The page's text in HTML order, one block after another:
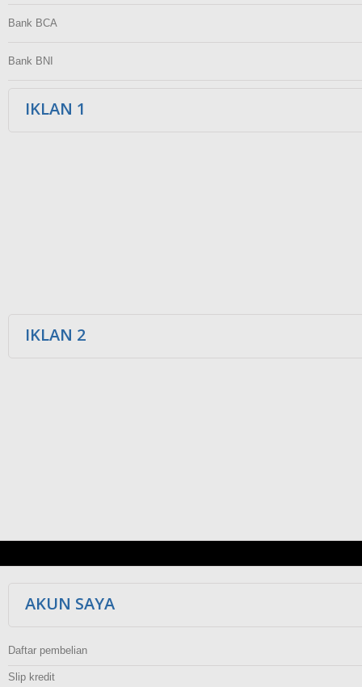
Bank BCA
Bank BNI
IKLAN 1
IKLAN 2
AKUN SAYA
Daftar pembelian
Slip kredit